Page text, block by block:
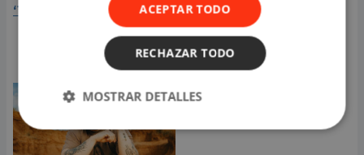
‘Tototo (+4)’
segundo hijo? Mike Bahía
compartió revelador
video
ACEPTAR TODO
RECHAZAR TODO
MOSTRAR DETALLES